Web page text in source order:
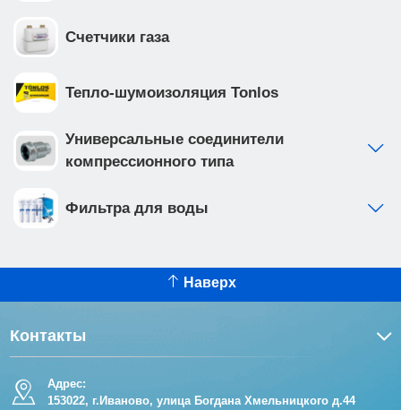
Счетчики газа
Тепло-шумоизоляция Tonlos
Универсальные соединители
компрессионного типа
Фильтра для воды
Наверх
Контакты
Адрес:
153022, г.Иваново, улица Богдана Хмельницкого д.44